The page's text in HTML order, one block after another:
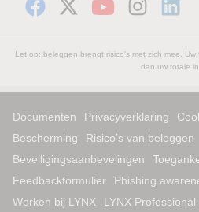
Let op: beleggen brengt risico's met zich mee.
dan uw totale
Documenten Privacyverklaring
Bescherming
Risico’s van beleggen
Beveiligingsaanbevelingen
Feedbackformulier
Phishing
Werken bij LYNX
LYNX Professional